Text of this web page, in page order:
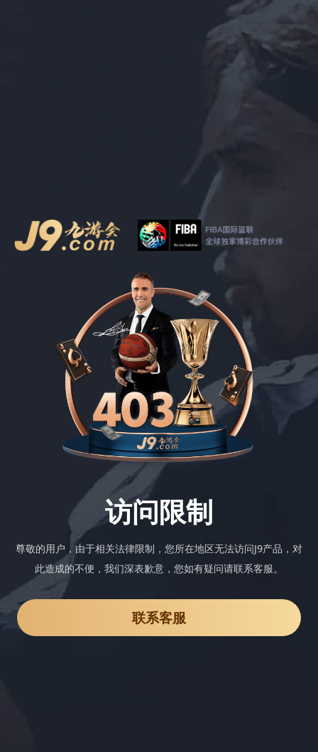
访问限制
尊敬的用户，由于相关法律限制，您所在地区无法访问J9产品，对
此造成的不便，我们深表歉意，您如有疑问请联系客服。
联系客服